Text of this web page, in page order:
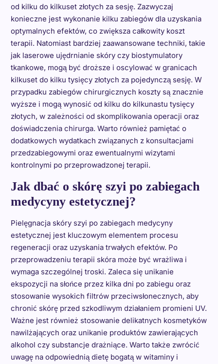
od kilku do kilkuset złotych za sesję. Zazwyczaj
konieczne jest wykonanie kilku zabiegów dla uzyskania
optymalnych efektów, co zwiększa całkowity koszt
terapii. Natomiast bardziej zaawansowane techniki, takie
jak laserowe ujędrnianie skóry czy biostymulatory
tkankowe, mogą być droższe i oscylować w granicach
kilkuset do kilku tysięcy złotych za pojedynczą sesję. W
przypadku zabiegów chirurgicznych koszty są znacznie
wyższe i mogą wynosić od kilku do kilkunastu tysięcy
złotych, w zależności od skomplikowania operacji oraz
doświadczenia chirurga. Warto również pamiętać o
dodatkowych wydatkach związanych z konsultacjami
przedzabiegowymi oraz ewentualnymi wizytami
kontrolnymi po przeprowadzonej terapii.
Jak dbać o skórę szyi po zabiegach
medycyny estetycznej?
Pielęgnacja skóry szyi po zabiegach medycyny
estetycznej jest kluczowym elementem procesu
regeneracji oraz uzyskania trwałych efektów. Po
przeprowadzeniu terapii skóra może być wrażliwa i
wymaga szczególnej troski. Zaleca się unikanie
ekspozycji na słońce przez kilka dni po zabiegu oraz
stosowanie wysokich filtrów przeciwsłonecznych, aby
chronić skórę przed szkodliwym działaniem promieni UV.
Ważne jest również stosowanie delikatnych kosmetyków
nawilżających oraz unikanie produktów zawierających
alkohol czy substancje drażniące. Warto także zwrócić
uwagę na odpowiednią dietę bogatą w witaminy i